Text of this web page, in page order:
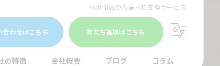
横浜南区の浴室水栓交換サービス
合わせはこちら 友だち追加はこちら
の特徴 会社概要 ブログ コラム